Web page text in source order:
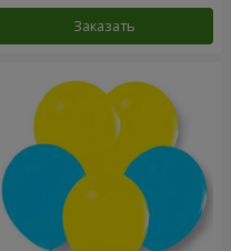
Заказать